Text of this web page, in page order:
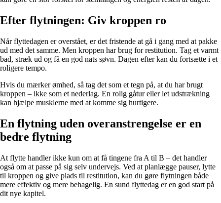
Efter flytningen: Giv kroppen ro
Når flyttedagen er overstået, er det fristende at gå i gang med at pakke
ud med det samme. Men kroppen har brug for restitution. Tag et varmt
bad, stræk ud og få en god nats søvn. Dagen efter kan du fortsætte i et
roligere tempo.
Hvis du mærker ømhed, så tag det som et tegn på, at du har brugt
kroppen – ikke som et nederlag. En rolig gåtur eller let udstrækning
kan hjælpe musklerne med at komme sig hurtigere.
En flytning uden overanstrengelse er en
bedre flytning
At flytte handler ikke kun om at få tingene fra A til B – det handler
også om at passe på sig selv undervejs. Ved at planlægge pauser, lytte
til kroppen og give plads til restitution, kan du gøre flytningen både
mere effektiv og mere behagelig. En sund flyttedag er en god start på
dit nye kapitel.